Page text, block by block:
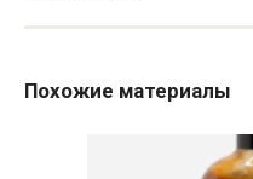
Похожие материалы